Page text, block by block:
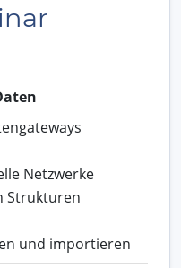
Netzwerke
Strukturen
und importieren